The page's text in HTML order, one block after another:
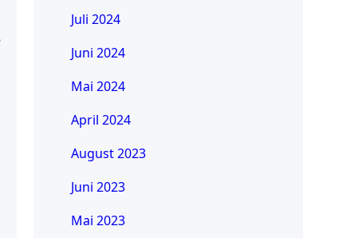
Juli 2024
Juni 2024
Mai 2024
April 2024
August 2023
Juni 2023
Mai 2023